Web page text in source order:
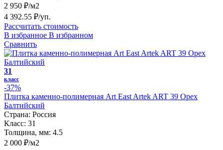
2 950 ₽/м2
4 392.55 ₽/уп.
Рассчитать стоимость
В избранное В избранном
Сравнить
31
класс
-37%
Плитка каменно-полимерная Art East Artek ART 39 Орех
Балтийский
Страна: Россия
Класс: 31
Толщина, мм: 4.5
2 000 ₽/м2